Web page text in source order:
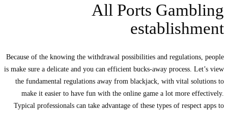
All Ports Gambling
establishment
Because of the knowing the withdrawal possibilities and regulations, people
is make sure a delicate and you can efficient bucks-away process. Let’s view
the fundamental regulations away from blackjack, with vital solutions to
make it easier to have fun with the online game a lot more effectively.
Typical professionals can take advantage of these types of respect apps to